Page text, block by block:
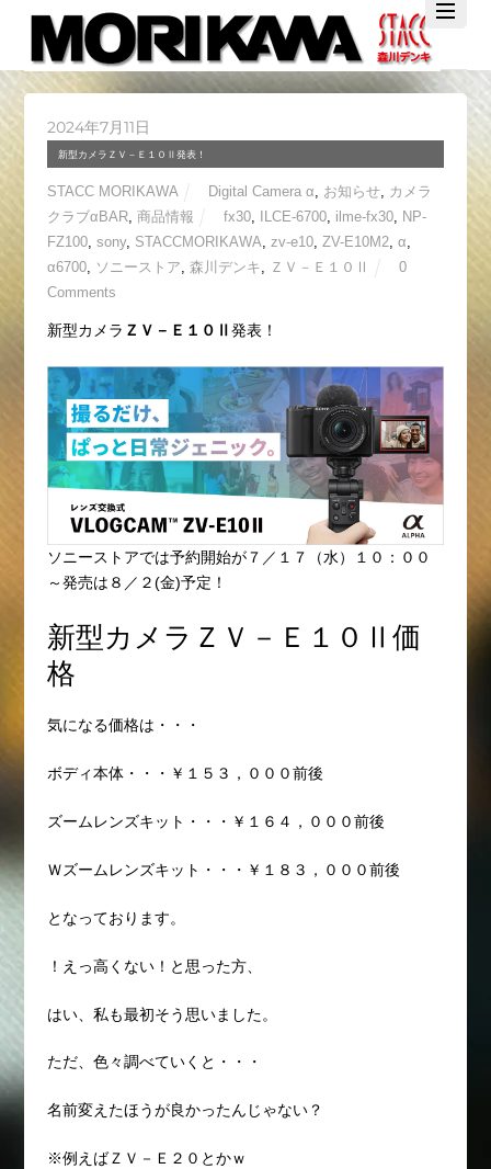
TwitterFacebook
YouTube
2024年7月11日
新型カメラＺＶ－Ｅ１０Ⅱ発表！
STACC MORIKAWA Digital Camera α お知らせ,
カメラ
クラブαBAR, 商品情報 fx30, ILCE-6700, ilme-fx30, NP-
FZ100, sony, STACCMORIKAWA zv-e10, ZV-E10M2, α
α6700, ソニーストア 森川デンキ ＺＶ－Ｅ１０Ⅱ
0
Comments
新型カメラ ＺＶ－Ｅ１０Ⅱ 発表！
ソニーストアでは予約開始が７／１７（水）１０：００
～発売は８／２(金)予定！
新型カメラＺＶ－Ｅ１０Ⅱ価
格
気になる価格は・・・
ボディ本体・・・￥１５３，０００前後
ズームレンズキット・・・￥１６４，０００前後
Ｗズームレンズキット・・・￥１８３，０００前後
となっております。
！えっ高くない！と思った方、
はい、私も最初そう思いました。
ただ、色々調べていくと・・・
名前変えたほうが良かったんじゃない？
※例えばＺＶ－Ｅ２０とかｗ